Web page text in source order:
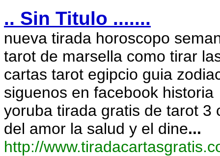
.. Sin Titulo .......
nueva tirada horoscopo
tarot de marsella como tirar
cartas tarot egipcio guia
siguenos en facebook historia
yoruba tirada gratis de tarot 3
del amor la salud y el dine...
http://